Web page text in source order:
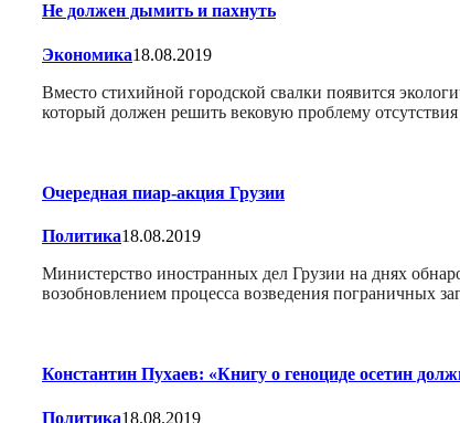
Не должен дымить и пахнуть
Экономика18.08.2019
Вместо стихийной городской свалки появится
который должен решить вековую проблему
Очередная пиар-акция Грузии
Политика18.08.2019
Министерство иностранных дел Грузии на днях
возобновлением процесса возведения пограничных
Константин Пухаев: «Книгу о геноциде осетин
Политика18.08.2019